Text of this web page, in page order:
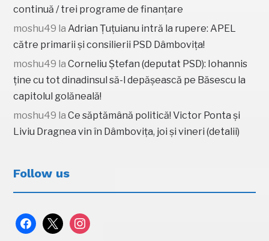
continuă / trei programe de finanțare
moshu49 laAdrian Țuțuianu intră la rupere: APEL
către primarii și consilierii PSD Dâmbovița!
moshu49 laCorneliu Ștefan (deputat PSD): Iohannis
ține cu tot dinadinsul să-l depășească pe Băsescu la
capitolul golăneală!
moshu49 laCe săptămână politică! Victor Ponta și
Liviu Dragnea vin în Dâmbovița, joi și vineri (detalii)
Follow us
facebook
x instagram